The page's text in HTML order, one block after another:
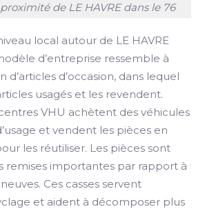
proximité de LE HAVRE dans le 76
local autour de LE HAVRE
d’entreprise ressemble à
d’articles d’occasion, dans lequel
usagés et les revendent.
VHU achètent des véhicules
et vendent les pièces en
les réutiliser. Les pièces sont
remises importantes par rapport à
Ces casses servent
et aident à décomposer plus